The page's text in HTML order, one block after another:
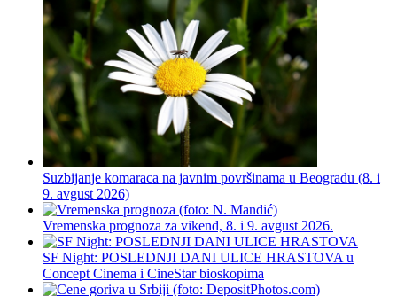
Suzbijanje komaraca na javnim površinama u Beogradu (8. i
9. avgust 2026)
Vremenska prognoza za vikend, 8. i 9. avgust 2026.
SF Night: POSLEDNJI DANI ULICE HRASTOVA u
Concept Cinema i CineStar bioskopima